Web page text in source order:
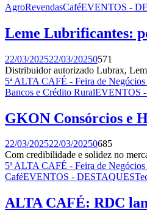
AgroRevendasCaféEVENTOS -
Leme Lubrificantes:
22/03/202522/03/20250571
Distribuidor autorizado Lubrax,
5ª ALTA CAFÉ - Feira de
Bancos e Crédito RuralEVENTOS
GKON Consórcios e
22/03/202522/03/20250685
Com credibilidade e solidez no
5ª ALTA CAFÉ - Feira de
CaféEVENTOS - DESTAQUES
ALTA CAFÉ: RDC